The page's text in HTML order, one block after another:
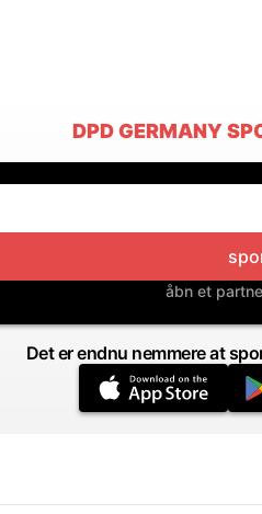
DPD GERMANY
åbn et
Det er endnu nemmere at